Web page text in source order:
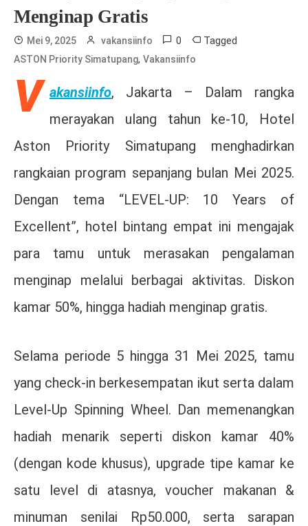
Menginap Gratis
Mei 9, 2025 vakansiinfo 0 Tagged
ASTON Priority Simatupang, Vakansiinfo
V akansiinfo, Jakarta – Dalam rangka
merayakan ulang tahun ke-10, Hotel
Aston Priority Simatupang menghadirkan
rangkaian program sepanjang bulan Mei 2025.
Dengan tema “LEVEL-UP: 10 Years of
Excellent”, hotel bintang empat ini mengajak
para tamu untuk merasakan pengalaman
menginap melalui berbagai aktivitas. Diskon
kamar 50%, hingga hadiah menginap gratis.
Selama periode 5 hingga 31 Mei 2025, tamu
yang check-in berkesempatan ikut serta dalam
Level-Up Spinning Wheel. Dan memenangkan
hadiah menarik seperti diskon kamar 40%
(dengan kode khusus), upgrade tipe kamar ke
satu level di atasnya, voucher makanan &
minuman senilai Rp50.000, serta sarapan